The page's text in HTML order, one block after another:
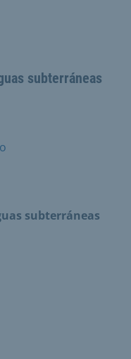
subterráneas
subterráneas